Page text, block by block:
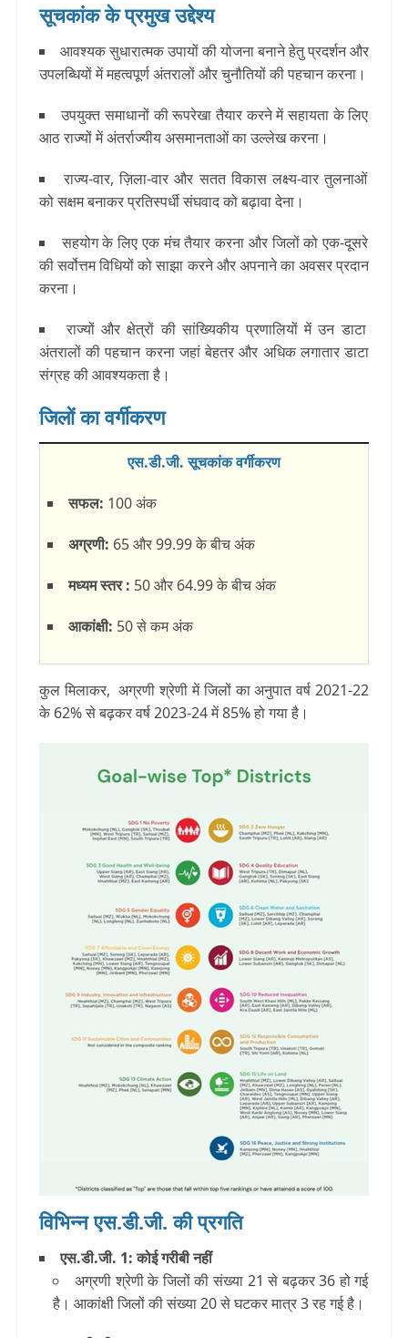
सूचकांक के प्रमुख उद्देश्य
आवश्यक सुधारात्मक उपायों की योजना बनाने हेतु प्रदर्शन और
उपलब्धियों में महत्वपूर्ण अंतरालों और चुनौतियों की पहचान करना।
उपयुक्त समाधानों की रूपरेखा तैयार करने में सहायता के लिए
आठ राज्यों में अंतर्राज्यीय असमानताओं का उल्‍लेख करना।
राज्य-वार, ज़िला-वार और सतत विकास लक्ष्य-वार तुलनाओं
को सक्षम बनाकर प्रतिस्पर्धी संघवाद को बढ़ावा देना।
सहयोग के लिए एक मंच तैयार करना और जिलों को एक-दूसरे
की सर्वोत्तम विधियों को साझा करने और अपनाने का अवसर प्रदान
करना।
राज्यों और क्षेत्रों की सांख्यिकीय प्रणालियों में उन डाटा
अंतरालों की पहचान करना जहां बेहतर और अधिक लगातार डाटा
संग्रह की आवश्यकता है।
जिलों का वर्गीकरण
एस.डी.जी. सूचकांक वर्गीकरण
सफल: 100 अंक
अग्रणी: 65 और 99.99 के बीच अंक
मध्‍यम स्‍तर : 50 और 64.99 के बीच अंक
आकांक्षी: 50 से कम अंक
कुल मिलाकर, अग्रणी श्रेणी में जिलों का अनुपात वर्ष 2021-22
के 62% से बढ़कर वर्ष 2023-24 में 85% हो गया है।
विभिन्न एस.डी.जी. की प्रगति
एस.डी.जी. 1: कोई गरीबी नहीं
अग्रणी श्रेणी के जिलों की संख्या 21 से बढ़कर 36 हो गई
है। आकांक्षी जिलों की संख्या 20 से घटकर मात्र 3 रह गई है।